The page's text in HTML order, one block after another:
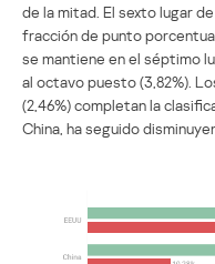
de la mitad. El sexto lugar
fracción de punto
se mantiene en el séptimo
al octavo puesto (3,82%).
(2,46%) completan la
China, ha seguido